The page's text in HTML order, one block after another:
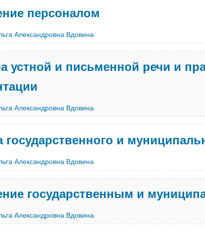
персоналом
Александровна Вдовина
устной и письменной речи и
Александровна Вдовина
государственного и
Александровна Вдовина
государственным и
Александровна Вдовина